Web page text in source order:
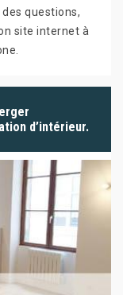
questions,
site internet à
d’intérieur.